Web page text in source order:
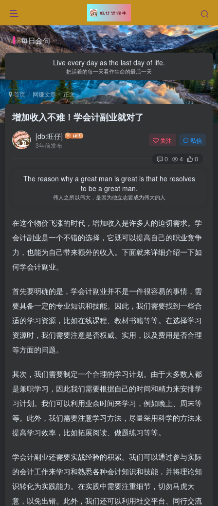
每日金句
Live every day as the last day of life.
把活着的每一天看作生命的最后一天
首页 网赚文章 正文
增加收入不难！学会计副业就对了
[db:旺仔]
3年前发布
关注 私信
0 4 0
The reason why a great man is great is that he resolves
to be a great man.
伟人之所以伟大，是因为他立志要成为伟大的人
在这个物价飞涨的时代，增加收入是许多人的迫切需求。学
会计副业是一个不错的选择，它既可以提高自己的职业竞争
力，也能为自己带来额外的收入。下面就来详细介绍一下如
何学会计副业。
首先要明确的是，学会计副业并不是一件很容易的事情，需
要具备一定的专业知识和技能。因此，我们需要找到一些合
适的学习资源，比如在线课程、教材书籍等等。在选择学习
资源时，我们需要注意是否权威、实用，以及费用是否合理
等方面的问题。
其次，我们需要制定一个合理的学习计划。由于大多数人都
是兼职学习，因此我们需要根据自己的时间和精力来安排学
习计划。我们可以利用业余时间来学习，例如晚上、周末等
等。此外，我们需要注意学习方法，尽量采用科学的方法来
提高学习效率，比如拓展阅读、做题练习等等。
学会计副业还需要实战经验的积累。我们可以通过参与实际
的会计工作来学习和熟悉各种会计知识和技能，并将理论知
识转化为实践能力。在实践中需要注重细节，切勿马虎大
意，以免出错。此外，我们还可以利用社交平台、同行交流